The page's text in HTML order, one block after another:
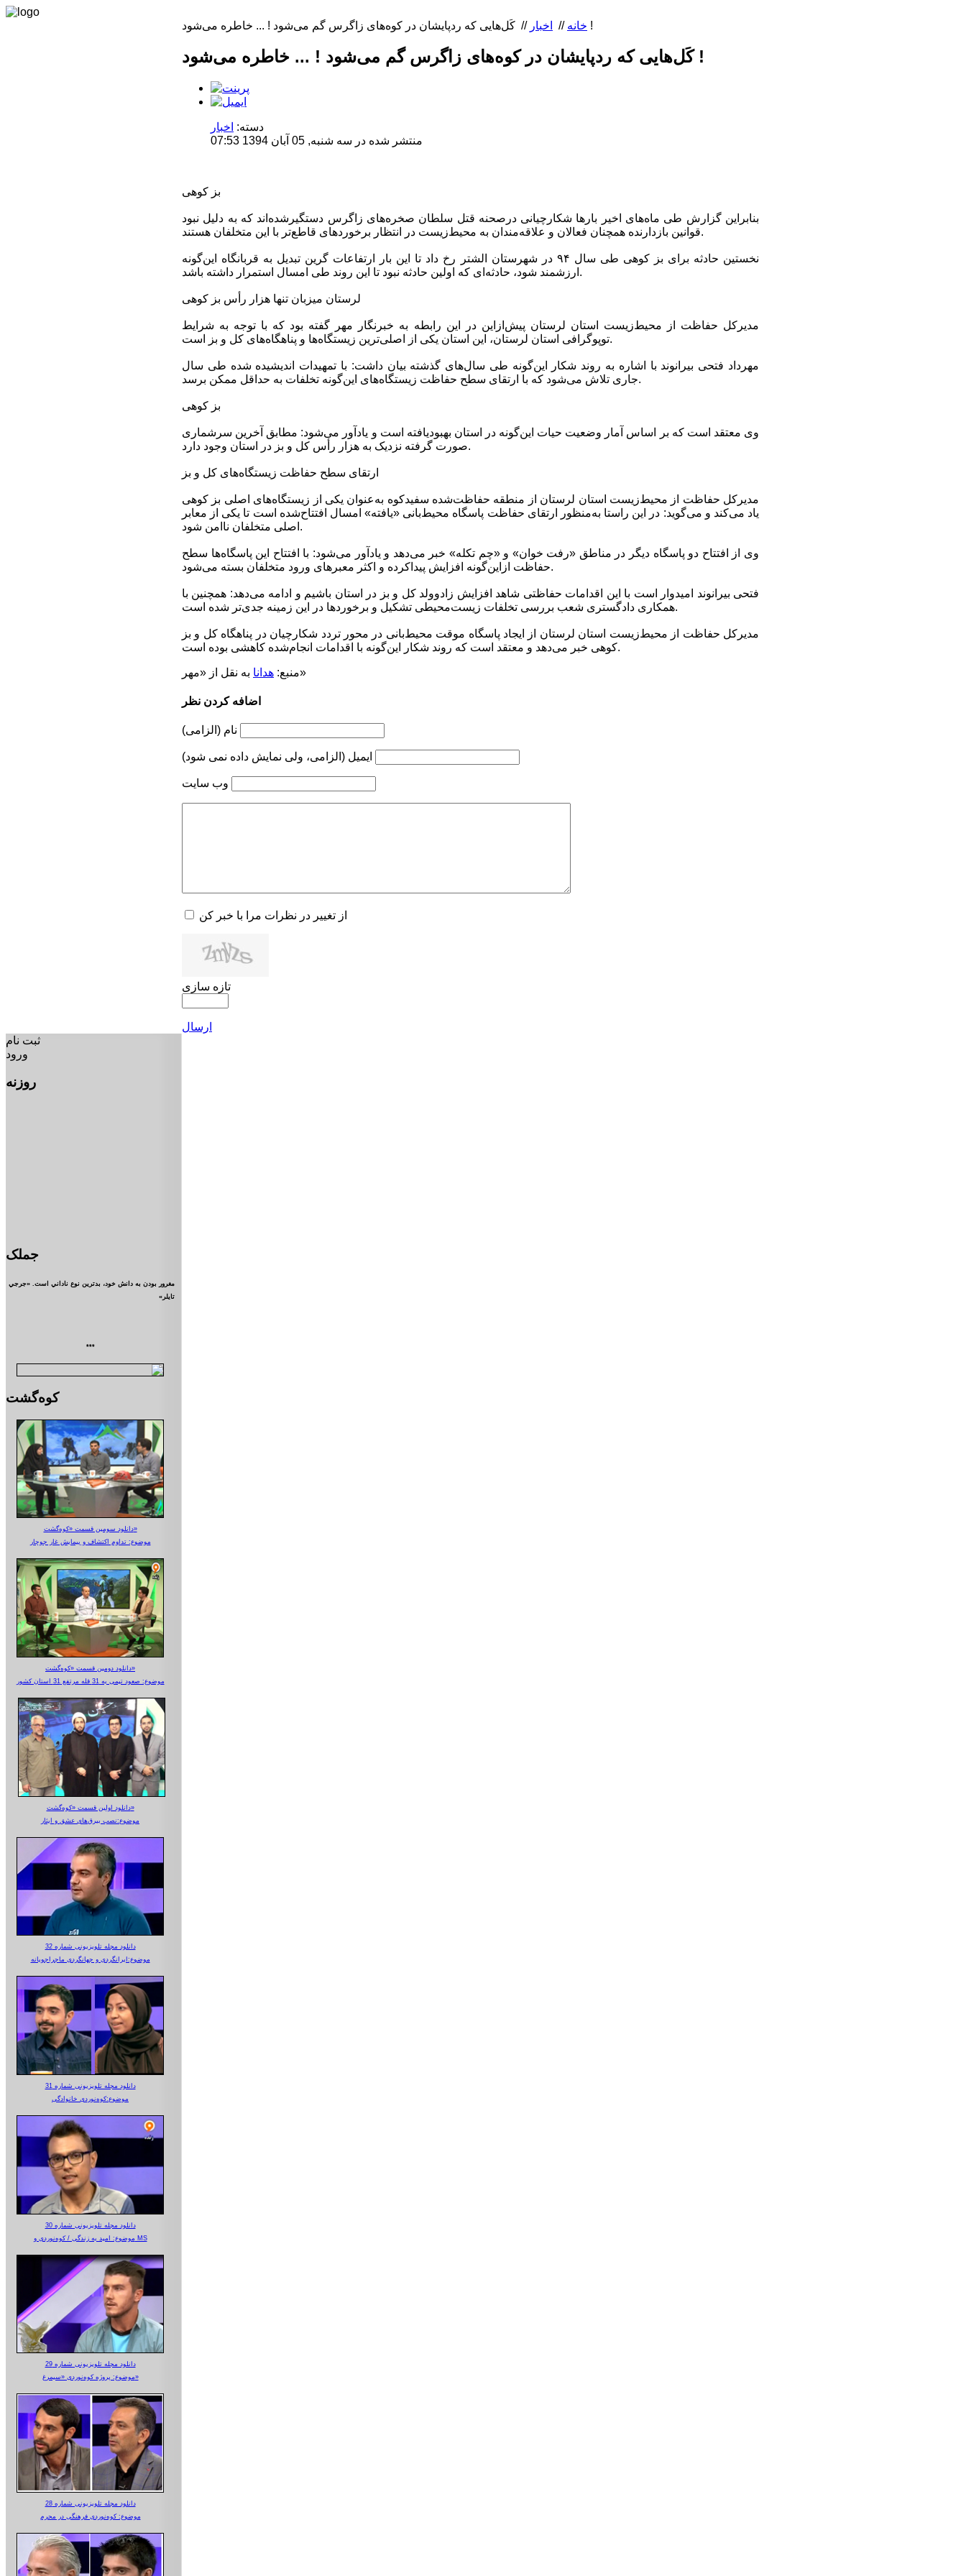
خانه // اخبار // کَل‌هایی که ردپایشان در کوه‌های زاگرس گم می‌شود ! ... خاطره می‌شود !
کَل‌هایی که ردپایشان در کوه‌های زاگرس گم می‌شود ! ... خاطره می‌شود !
دسته: اخبار
منتشر شده در سه شنبه, 05 آبان 1394 07:53
بز کوهی
بنابراین گزارش طی ماه‌های اخیر بارها شکارچیانی درصحنه قتل سلطان صخره‌های زاگرس دستگیرشده‌اند که به دلیل نبود
قوانین بازدارنده همچنان فعالان و علاقه‌مندان به محیط‌زیست در انتظار برخوردهای قاطع‌تر با این متخلفان هستند.
نخستین حادثه برای بز کوهی طی سال ۹۴ در شهرستان الشتر رخ داد تا این بار ارتفاعات گرین تبدیل به قربانگاه این‌گونه
ارزشمند شود، حادثه‌ای که اولین حادثه نبود تا این روند طی امسال استمرار داشته باشد.
لرستان میزبان تنها هزار رأس بز کوهی
مدیرکل حفاظت از محیط‌زیست استان لرستان پیش‌ازاین در این رابطه به خبرنگار مهر گفته بود که با توجه به شرایط
توپوگرافی استان لرستان، این استان یکی از اصلی‌ترین زیستگاه‌ها و پناهگاه‌های کل و بز است.
مهرداد فتحی بیرانوند با اشاره به روند شکار این‌گونه طی سال‌های گذشته بیان داشت: با تمهیدات اندیشیده شده طی سال
جاری تلاش می‌شود که با ارتقای سطح حفاظت زیستگاه‌های این‌گونه تخلفات به حداقل ممکن برسد.
بز کوهی
وی معتقد است که بر اساس آمار وضعیت حیات این‌گونه در استان بهبودیافته است و یادآور می‌شود: مطابق آخرین سرشماری
صورت گرفته نزدیک به هزار رأس کل و بز در استان وجود دارد.
ارتقای سطح حفاظت زیستگاه‌های کل و بز
مدیرکل حفاظت از محیط‌زیست استان لرستان از منطقه حفاظت‌شده سفیدکوه به‌عنوان یکی از زیستگاه‌های اصلی بز کوهی
یاد می‌کند و می‌گوید: در این راستا به‌منظور ارتقای حفاظت پاسگاه محیط‌بانی «یافته» امسال افتتاح‌شده است تا یکی از معابر
اصلی متخلفان ناامن شود.
وی از افتتاح دو پاسگاه دیگر در مناطق «رفت خوان» و «چم تکله» خبر می‌دهد و یادآور می‌شود: با افتتاح این پاسگاه‌ها سطح
حفاظت ازاین‌گونه افزایش پیداکرده و اکثر معبرهای ورود متخلفان بسته می‌شود.
فتحی بیرانوند امیدوار است با این اقدامات حفاظتی شاهد افزایش زادوولد کل و بز در استان باشیم و ادامه می‌دهد: همچنین با
همکاری دادگستری شعب بررسی تخلفات زیست‌محیطی تشکیل و برخوردها در این زمینه جدی‌تر شده است.
مدیرکل حفاظت از محیط‌زیست استان لرستان از ایجاد پاسگاه موقت محیط‌بانی در محور تردد شکارچیان در پناهگاه کل و بز
کوهی خبر می‌دهد و معتقد است که روند شکار این‌گونه با اقدامات انجام‌شده کاهشی بوده است.
منبع: هدانا به نقل از «مهر»
اضافه کردن نظر
نام (الزامی)
ایمیل (الزامی، ولی نمایش داده نمی شود)
وب سایت
از تغییر در نظرات مرا با خبر کن
تازه سازی
ارسال
ثبت نام
ورود
روزنه
جملک
مغرور بودن به دانش خود، بدترين نوع ناداني است. «جرجي
تايلر»
***
کوه‌گشت
دانلود سومین قسمت «کوه‌گشت»
موضوع: تداوم اکتشاف و پیمایش غار جوجار
دانلود دومین قسمت «کوه‌گشت»
موضوع: صعود تیمی به 31 قله مرتفع 31 استان کشور
دانلود اولین قسمت «کوه‌گشت»
موضوع:نصب بیرق‌های عشق و ایثار
دانلود مجله تلویزیونی شماره 32
موضوع:ایرانگردی و جهانگردی ماجراجویانه
دانلود مجله تلویزیونی شماره 31
موضوع:کوه‌نوردی خانوادگی
دانلود مجله تلویزیونی شماره 30
موضوع: امید به زندگی / کوه‌نوردی و MS
دانلود مجله تلویزیونی شماره 29
موضوع: پروژه کوه‌نوردی «سیمرغ»
دانلود مجله تلویزیونی شماره 28
موضوع: کوه‌نوردی فرهنگی در محرم